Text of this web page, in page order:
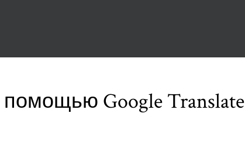
помощью Google Translate